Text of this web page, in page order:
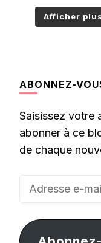
Afficher
ABONNEZ-
Saisissez votre
abonner à ce
de chaque
Adresse
mail